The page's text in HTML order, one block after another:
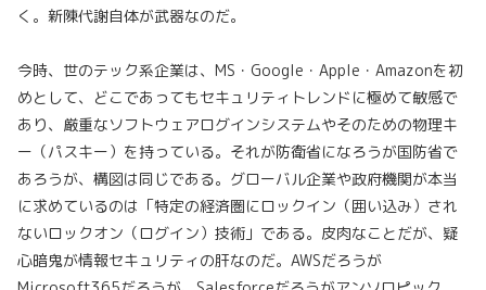
く。新陳代謝自体が武器なのだ。
今時、世のテック系企業は、MS・Google・Apple・Amazonを初
めとして、どこであってもセキュリティトレンドに極めて敏感で
あり、厳重なソフトウェアログインシステムやそのための物理キ
ー（パスキー）を持っている。それが防衛省になろうが国防省で
あろうが、構図は同じである。グローバル企業や政府機関が本当
に求めているのは「特定の経済圏にロックイン（囲い込み）され
ないロックオン（ログイン）技術」である。皮肉なことだが、疑
心暗鬼が情報セキュリティの肝なのだ。AWSだろうが